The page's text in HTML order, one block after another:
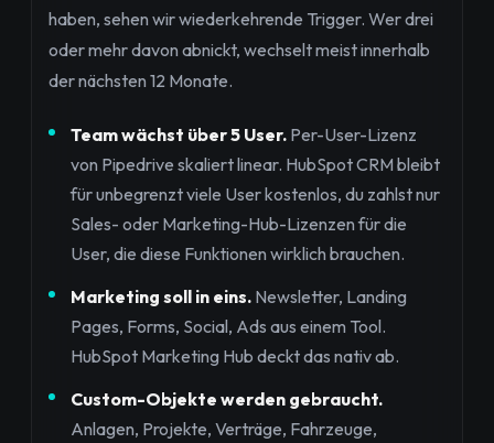
haben, sehen wir wiederkehrende Trigger. Wer drei
oder mehr davon abnickt, wechselt meist innerhalb
der nächsten 12 Monate.
Team wächst über 5 User. Per-User-Lizenz
von Pipedrive skaliert linear. HubSpot CRM bleibt
für unbegrenzt viele User kostenlos, du zahlst nur
Sales- oder Marketing-Hub-Lizenzen für die
User, die diese Funktionen wirklich brauchen.
Marketing soll in eins. Newsletter, Landing
Pages, Forms, Social, Ads aus einem Tool.
HubSpot Marketing Hub deckt das nativ ab.
Custom-Objekte werden gebraucht.
Anlagen, Projekte, Verträge, Fahrzeuge,